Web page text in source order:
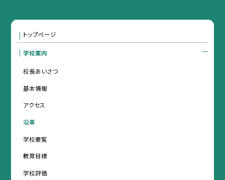
トップページ
学校案内
校長あいさつ
基本情報
アクセス
沿革
学校要覧
教育目標
学校評価